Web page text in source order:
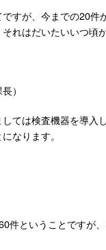
すが、今までの20件
れはだいたいいつ頃
）
ては検査機器を導入
なります。
件ということですが